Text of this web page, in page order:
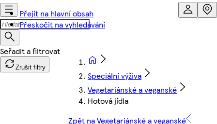
Přejít na hlavní obsah
Přeskočit na vyhledávání
Zrušit filtry
Speciální výživa
Vegetariánské a veganské
Hotová jídla
Zpět na Vegetariánské a veganské